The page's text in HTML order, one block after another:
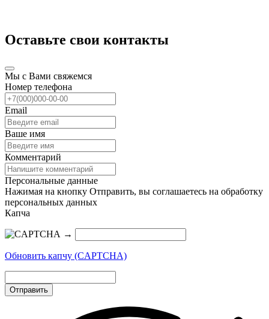
Оставьте свои контакты
Мы с Вами свяжемся
Номер телефона
Email
Ваше имя
Комментарий
Персональные данные
Нажимая на кнопку Отправить, вы соглашаетесь на обработку
персональных данных
Капча
→
Обновить капчу (CAPTCHA)
Отправить